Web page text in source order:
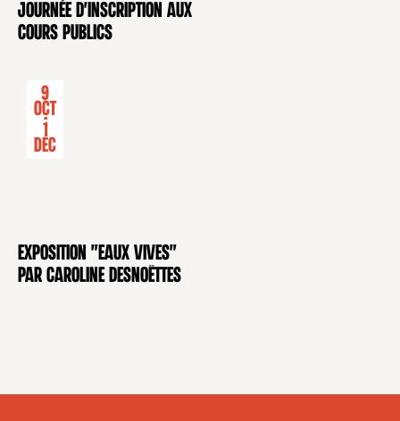
CONFÉRENCE
Journée d'inscription aux
cours publics
EXPOSITION
9
Oct
-
1
Déc
Exposition "Eaux Vives"
par Caroline Desnoëttes